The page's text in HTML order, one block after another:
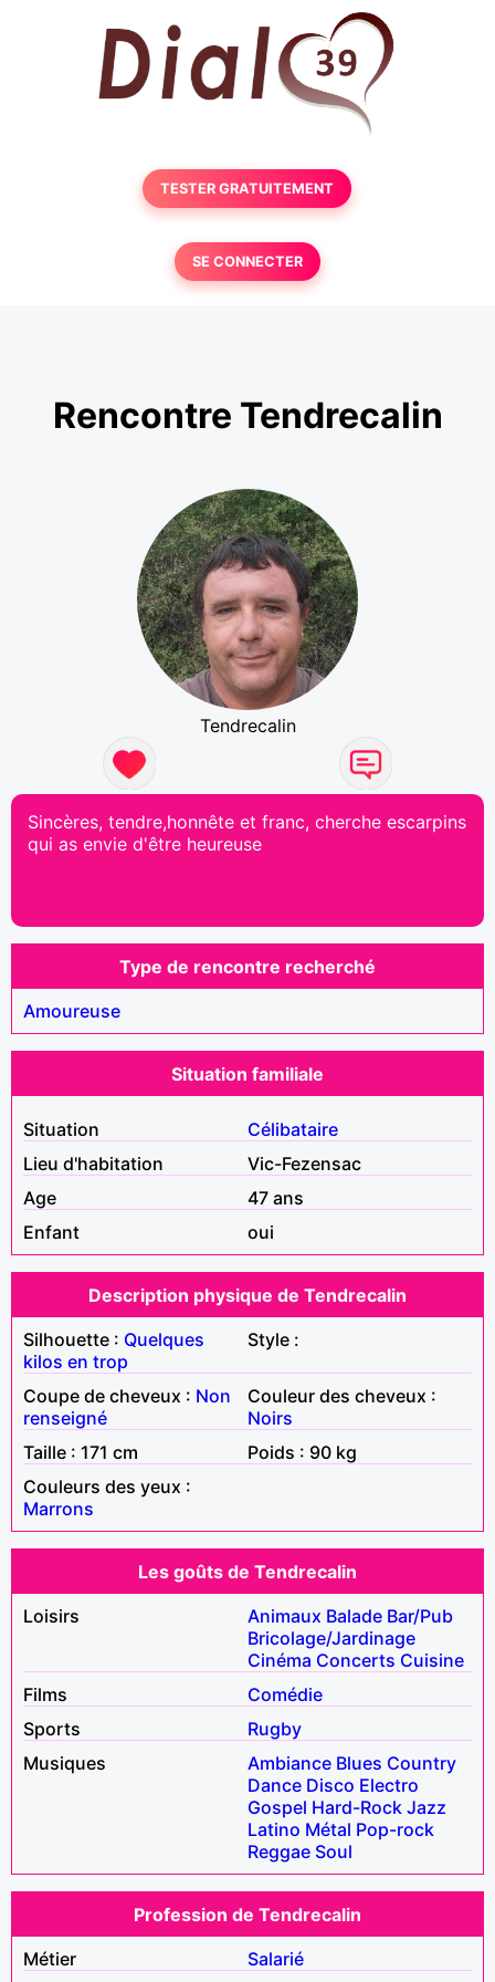
TESTER GRATUITEMENT
SE CONNECTER
Rencontre Tendrecalin
Tendrecalin
Sincères, tendre,honnête et franc, cherche escarpins
qui as envie d'être heureuse
Type de rencontre recherché
Amoureuse
Situation familiale
Situation
Célibataire
Lieu d'habitation
Vic-Fezensac
Age
47 ans
Enfant
oui
Description physique de Tendrecalin
Silhouette : Quelques
kilos en trop
Style :
Coupe de cheveux : Non
renseigné
Couleur des cheveux :
Noirs
Taille : 171 cm
Poids : 90 kg
Couleurs des yeux :
Marrons
Les goûts de Tendrecalin
Loisirs
Animaux Balade Bar/Pub
Bricolage/Jardinage
Cinéma Concerts Cuisine
Films
Comédie
Sports
Rugby
Musiques
Ambiance Blues Country
Dance Disco Electro
Gospel Hard-Rock Jazz
Latino Métal Pop-rock
Reggae Soul
Profession de Tendrecalin
Métier
Salarié